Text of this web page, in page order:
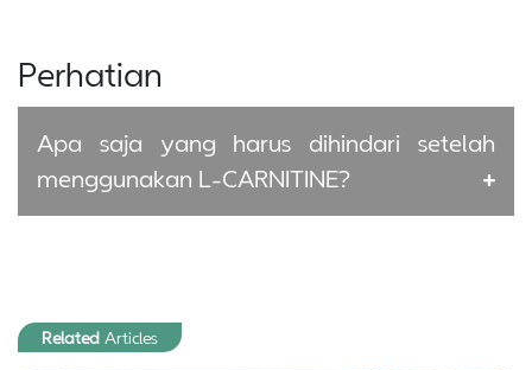
Perhatian
Apa saja yang harus dihindari setelah
menggunakan L-CARNITINE?
Related Articles